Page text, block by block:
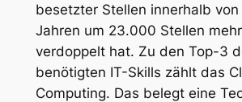
besetzter Stellen innerhalb
Jahren um 23.000 Stellen
verdoppelt hat. Zu den Top-3
benötigten IT-Skills zählt das
Computing. Das belegt eine